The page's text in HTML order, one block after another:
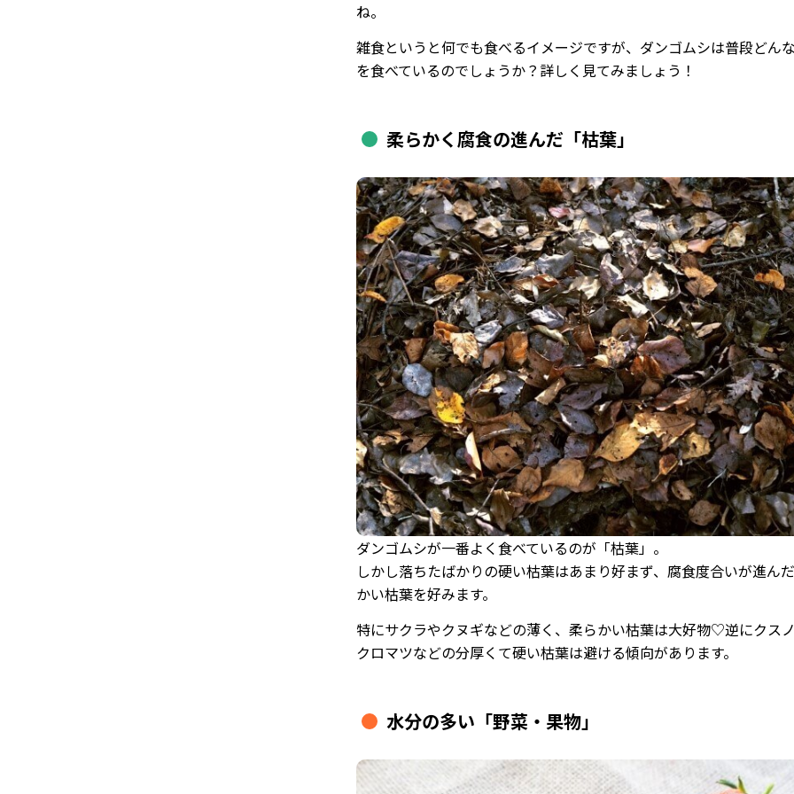
ね。
雑食というと何でも食べるイメージですが、ダンゴムシは普段どん
を食べているのでしょうか？詳しく見てみましょう！
柔らかく腐食の進んだ「枯葉」
ダンゴムシが一番よく食べているのが「枯葉」。
しかし落ちたばかりの硬い枯葉はあまり好まず、腐食度合いが進ん
かい枯葉を好みます。
特にサクラやクヌギなどの薄く、柔らかい枯葉は大好物♡逆にクス
クロマツなどの分厚くて硬い枯葉は避ける傾向があります。
水分の多い「野菜・果物」